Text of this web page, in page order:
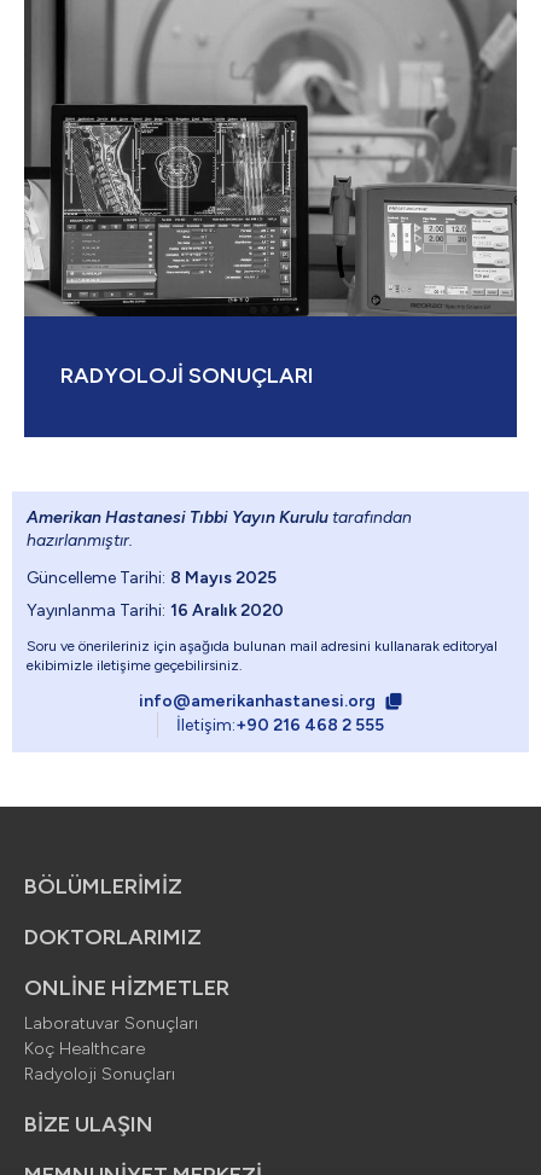
RADYOLOJİ SONUÇLARI
Amerikan Hastanesi Tıbbi Yayın Kurulu tarafından
hazırlanmıştır.
Güncelleme Tarihi: 8 Mayıs 2025
Yayınlanma Tarihi: 16 Aralık 2020
Soru ve önerileriniz için aşağıda bulunan mail adresini kullanarak editoryal
ekibimizle iletişime geçebilirsiniz.
info@amerikanhastanesi.org
İletişim:+90 216 468 2 555
BÖLÜMLERİMİZ
DOKTORLARIMIZ
ONLİNE HİZMETLER
Laboratuvar Sonuçları
Koç Healthcare
Radyoloji Sonuçları
BİZE ULAŞIN